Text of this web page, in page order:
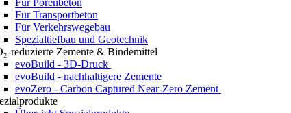
Für Porenbeton
Für Transportbeton
Für Verkehrswegebau
Spezialtiefbau und Geotechnik
reduzierte Zemente & Bindemittel
evoBuild - 3D-Druck
evoBuild - nachhaltigere Zemente
evoZero - Carbon Captured Near-Zero Zement